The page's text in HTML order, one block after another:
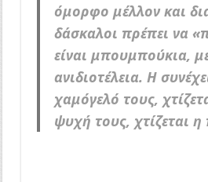
όμορφο μέλλον και
δάσκαλοι πρέπει να
είναι μπουμπούκια,
ανιδιοτέλεια. Η
χαμόγελό τους,
ψυχή τους, χτίζεται